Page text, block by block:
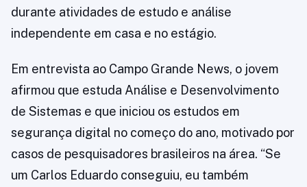
durante atividades de estudo e análise
independente em casa e no estágio.
Em entrevista ao Campo Grande News, o jovem
afirmou que estuda Análise e Desenvolvimento
de Sistemas e que iniciou os estudos em
segurança digital no começo do ano, motivado por
casos de pesquisadores brasileiros na área. “Se
um Carlos Eduardo conseguiu, eu também